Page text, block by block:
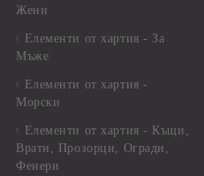
Жени
Елементи от хартия - За
Мъже
Елементи от хартия -
Морски
Елементи от хартия - Къщи,
Врати, Прозорци, Огради,
Фенери